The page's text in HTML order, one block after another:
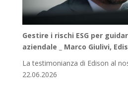
Gestire i rischi ESG per
aziendale _ Marco Giulivi,
La testimonianza di Edison al
22.06.2026